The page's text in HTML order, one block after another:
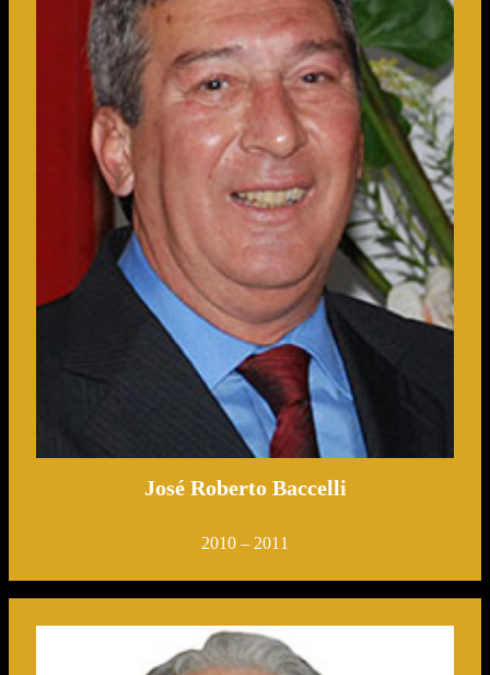
José Roberto Baccelli
2010 – 2011